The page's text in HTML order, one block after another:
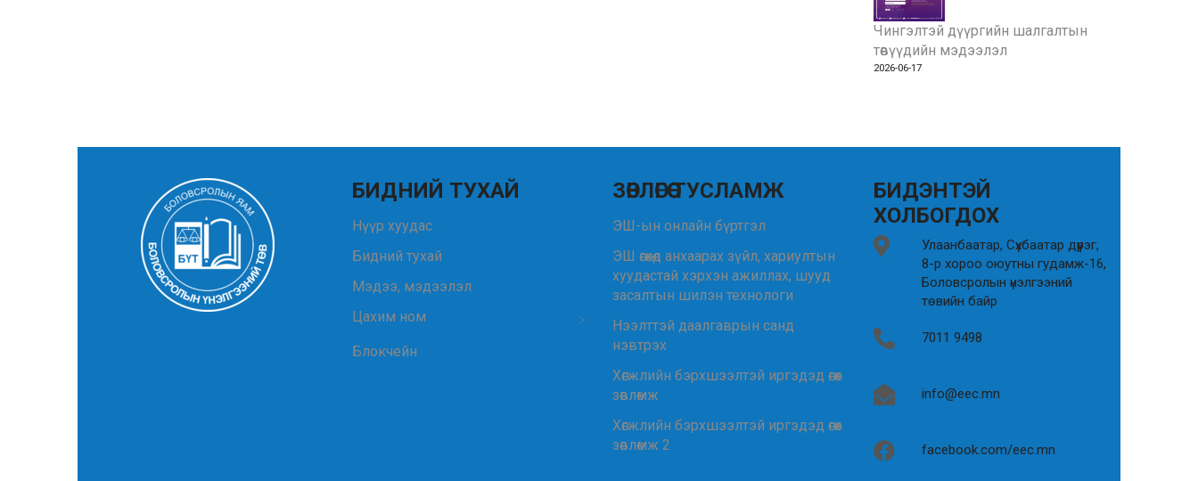
Чингэлтэй дүүргийн шалгалтын
төвүүдийн мэдээлэл
2026-06-17
БИДНИЙ ТУХАЙ
Нүүр хуудас
Бидний тухай
Мэдээ, мэдээлэл
Цахим ном
Блокчейн
ЗӨВЛӨГӨӨ ТУСЛАМЖ
ЭШ-ын онлайн бүртгэл
ЭШ өгөхөд анхаарах зүйл, хариултын
хуудастай хэрхэн ажиллах, шууд
засалтын шилэн технологи
Нээлттэй даалгаврын санд
нэвтрэх
Хөгжлийн бэрхшээлтэй иргэдэд өгөх
зөвлөмж
Хөгжлийн бэрхшээлтэй иргэдэд өгөх
зөвлөмж 2
БИДЭНТЭЙ
ХОЛБОГДОХ
Улаанбаатар, Сүхбаатар дүүрэг,
8-р хороо оюутны гудамж-16,
Боловсролын үнэлгээний
төвийн байр
7011 9498
info@eec.mn
facebook.com/eec.mn